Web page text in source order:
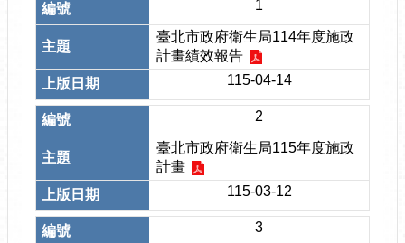
1
臺北市政府衛生局114年度施政
計畫績效報告
115-04-14
2
臺北市政府衛生局115年度施政
計畫
115-03-12
3